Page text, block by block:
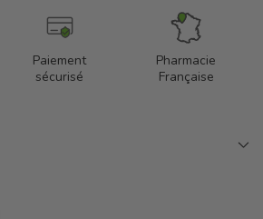
Paiement
sécurisé
Pharmacie
Française